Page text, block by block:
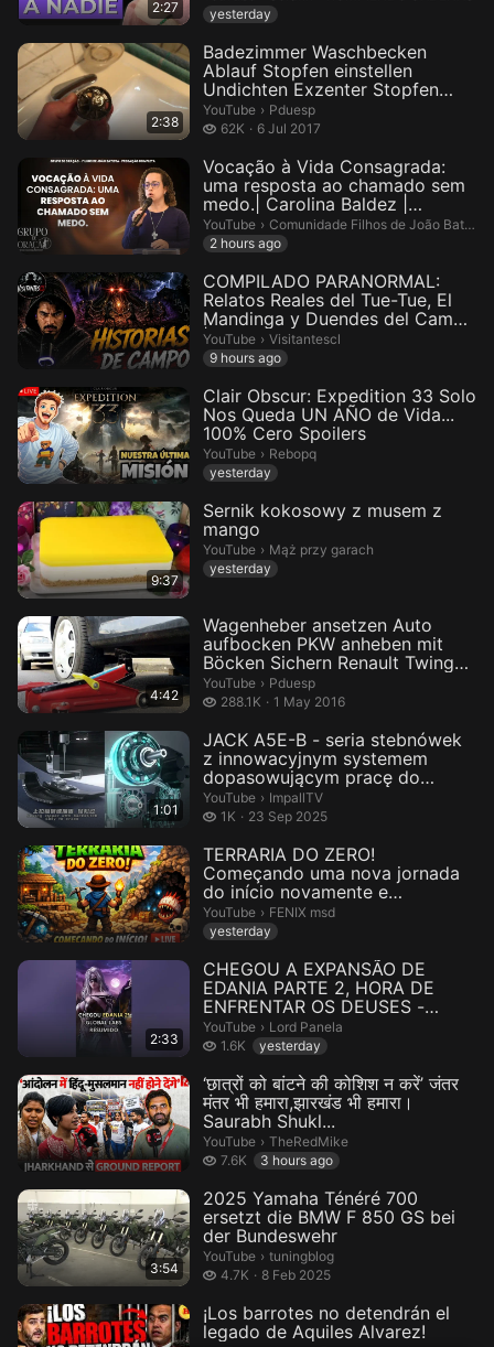
2:27
yesterday
2:38
Badezimmer Waschbecken
Ablauf Stopfen einstellen
Undichten Exzenter Stopfen
repariere...
YouTube › Pduesp.
Pduesp
62K
62 thousand views
6 Jul 2017
Vocação à Vida Consagrada:
uma resposta ao chamado sem
medo.| Carolina Baldez |
Grupo...
YouTube › Comunidade Filhos de João Batista.
Comunidade Filhos de João Batista
2 hours ago
COMPILADO PARANORMAL:
Relatos Reales del Tue-Tue, El
Mandinga y Duendes del Campo
| E...
YouTube › Visitantescl.
Visitantescl
9 hours ago
Clair Obscur: Expedition 33 Solo
Nos Queda UN AÑO de Vida...
100% Cero Spoilers
YouTube › Rebopq.
Rebopq
yesterday
9:37
Sernik kokosowy z musem z
mango
YouTube › Mąż przy garach.
Mąż przy garach
yesterday
4:42
Wagenheber ansetzen Auto
aufbocken PKW anheben mit
Böcken Sichern Renault Twingo
2 hi...
YouTube › Pduesp.
Pduesp
288.1K
288.1 thousand views
1 May 2016
1:01
JACK A5E-B - seria stebnówek
z innowacyjnym systemem
dopasowującym pracę do
szytych m...
YouTube › ImpallTV.
ImpallTV
1K
1 thousand views
23 Sep 2025
TERRARIA DO ZERO!
Começando uma nova jornada
do início novamente e
summoner e vários ...
YouTube › FENIX msd.
FENIX msd
yesterday
2:33
CHEGOU A EXPANSÃO DE
EDANIA PARTE 2, HORA DE
ENFRENTAR OS DEUSES -
GLOBAL LABS RESUMI...
YouTube › Lord Panela.
Lord Panela
1.6K
1.6 thousand views
yesterday
‘छात्रों को बांटने की कोशिश न करें’ जंतर
मंतर भी हमारा,झारखंड भी हमारा।
Saurabh Shukl...
YouTube › TheRedMike.
TheRedMike
7.6K
7.6 thousand views
3 hours ago
3:54
2025 Yamaha Ténéré 700
ersetzt die BMW F 850 GS bei
der Bundeswehr
YouTube › tuningblog.
tuningblog
4.7K
4.7 thousand views
8 Feb 2025
¡Los barrotes no detendrán el
legado de Aquiles Alvarez!